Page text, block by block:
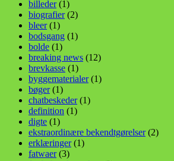
billeder(1)
biografier(2)
bleer(1)
bodsgang (1)
bolde (1)
breaking news (12)
brevkasse (1)
byggematerialer(1)
bøger(1)
chatbeskeder(1)
definition (1)
digte (1)
ekstraordinære bekendtgørelser(2)
erklæringer(1)
fatwaer(3)